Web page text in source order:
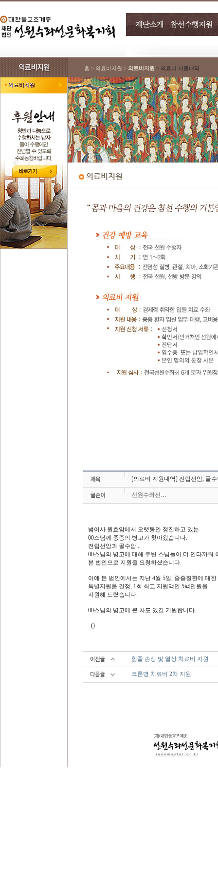
홈 > 의료비지원 > 의료비지원 > 의료비 지원내역
[의료비 지원내역] 전립선암, 골
선원수좌선…
범어사 원효암에서 오랫동안 정진하고 있는
00스님께 중증의 병고가 찾아왔습니다.
전립선암과 골수암...
00스님의 병고에 대해 주변 스님들이 더 안타까워
본 법인으로 지원을 요청하셨습니다.
이에 본 법인에서는 지난 4월 5일, 중증질환에 대한
특별지원을 결정, 1회 최고 지원액인 5백만원을
지원해 드렸습니다.
00스님의 병고에 큰 차도 있길 기원합니다.
_()_
힘줄 손상 및 열상 치료비 지원
크론병 치료비 2차 지원